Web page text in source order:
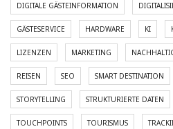
DIGITALE GÄSTEINFORMATION
GÄSTESERVICE HARDWARE KI
LIZENZEN MARKETING
REISEN SEO SMART DESTINATION
STORYTELLING STRUKTURIERTE DATEN
TOUCHPOINTS TOURISMUS